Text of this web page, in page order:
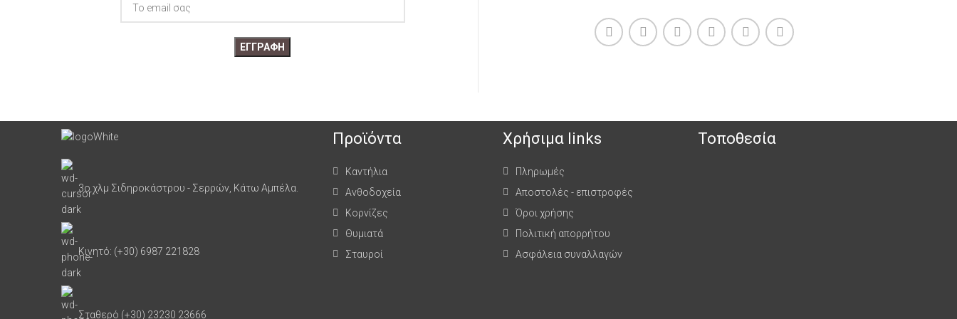
3ο χλμ Σιδηροκάστρου - Σερρών, Κάτω Αμπέλα.
Κινητό: (+30) 6987 221828
Σταθερό (+30) 23230 23666
Προϊόντα
Καντήλια
Ανθοδοχεία
Κορνίζες
Θυμιατά
Σταυροί
Χρήσιμα links
Πληρωμές
Αποστολές - επιστροφές
Όροι χρήσης
Πολιτική απορρήτου
Ασφάλεια συναλλαγών
Τοποθεσία